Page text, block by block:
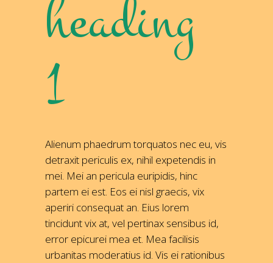
heading
1
Alienum phaedrum torquatos nec eu, vis
detraxit periculis ex, nihil expetendis in
mei. Mei an pericula euripidis, hinc
partem ei est. Eos ei nisl graecis, vix
aperiri consequat an. Eius lorem
tincidunt vix at, vel pertinax sensibus id,
error epicurei mea et. Mea facilisis
urbanitas moderatius id. Vis ei rationibus